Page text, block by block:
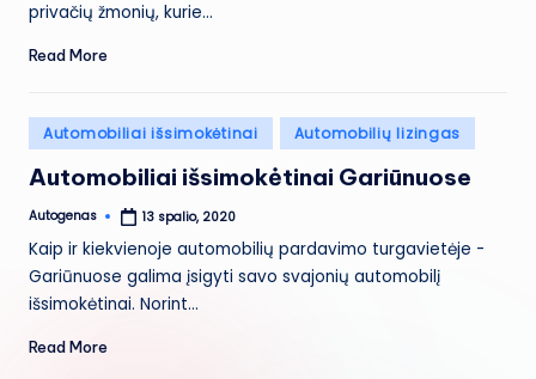
privačių žmonių, kurie…
Read More
Posted
in
Automobiliai išsimokėtinai Automobilių lizingas
Automobiliai išsimokėtinai Gariūnuose
Posted
Autogenas 13 spalio, 2020
Kaip ir kiekvienoje automobilių pardavimo turgavietėje -
Gariūnuose galima įsigyti savo svajonių automobilį
išsimokėtinai. Norint…
Read More